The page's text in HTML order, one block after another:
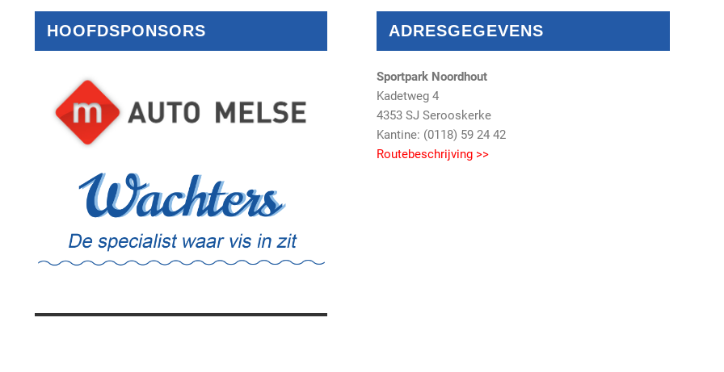
HOOFDSPONSORS ADRESGEGEVENS
Sportpark Noordhout
Kadetweg 4
4353 SJ Serooskerke
Kantine: (0118) 59 24 42
Routebeschrijving >>